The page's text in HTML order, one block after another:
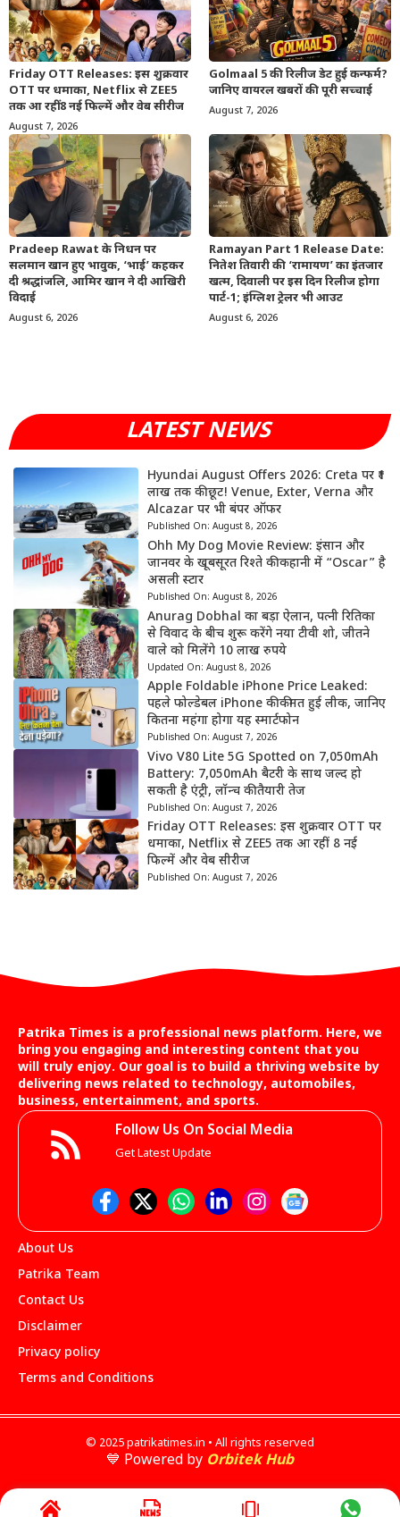
Friday OTT Releases: इस शुक्रवार
OTT पर धमाका, Netflix से ZEE5
तक आ रहीं 8 नई फिल्में और वेब सीरीज
August 7, 2026
Golmaal 5 की रिलीज डेट हुई कन्फर्म?
जानिए वायरल खबरों की पूरी सच्चाई
August 7, 2026
Pradeep Rawat के निधन पर
सलमान खान हुए भावुक, ‘भाई’ कहकर
दी श्रद्धांजलि, आमिर खान ने दी आखिरी
विदाई
August 6, 2026
Ramayan Part 1 Release Date:
नितेश तिवारी की ‘रामायण’ का इंतजार
खत्म, दिवाली पर इस दिन रिलीज होगा
पार्ट-1; इंग्लिश ट्रेलर भी आउट
August 6, 2026
LATEST NEWS
Hyundai August Offers 2026: Creta पर ₹1
लाख तक की छूट! Venue, Exter, Verna और
Alcazar पर भी बंपर ऑफर
Published On: August 8, 2026
Ohh My Dog Movie Review: इंसान और
जानवर के खूबसूरत रिश्ते की कहानी में “Oscar” है
असली स्टार
Published On: August 8, 2026
Anurag Dobhal का बड़ा ऐलान, पत्नी रितिका
से विवाद के बीच शुरू करेंगे नया टीवी शो, जीतने
वाले को मिलेंगे 10 लाख रुपये
Updated On: August 8, 2026
Apple Foldable iPhone Price Leaked:
पहले फोल्डेबल iPhone की कीमत हुई लीक, जानिए
कितना महंगा होगा यह स्मार्टफोन
Published On: August 7, 2026
Vivo V80 Lite 5G Spotted on 7,050mAh
Battery: 7,050mAh बैटरी के साथ जल्द हो
सकती है एंट्री, लॉन्च की तैयारी तेज
Published On: August 7, 2026
Friday OTT Releases: इस शुक्रवार OTT पर
धमाका, Netflix से ZEE5 तक आ रहीं 8 नई
फिल्में और वेब सीरीज
Published On: August 7, 2026
Patrika Times is a professional news platform. Here, we
bring you engaging and interesting content that you
will truly enjoy. Our goal is to build a thriving website by
delivering news related to technology, automobiles,
business, entertainment, and sports.
Follow Us On Social Media
Get Latest Update
About Us
Patrika Team
Contact Us
Disclaimer
Privacy policy
Terms and Conditions
© 2025 patrikatimes.in • All rights reserved
💙 Powered by Orbitek Hub